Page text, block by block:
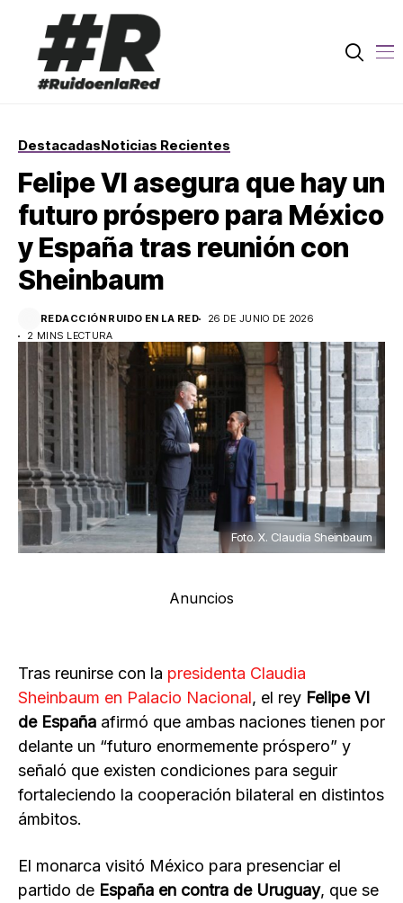
DestacadasNoticias Recientes
Felipe VI asegura que hay un
futuro próspero para México
y España tras reunión con
Sheinbaum
REDACCIÓN RUIDO EN LA RED
26 DE JUNIO DE 2026
2 MINS LECTURA
Foto. X. Claudia Sheinbaum
Anuncios
Tras reunirse con la presidenta Claudia
Sheinbaum en Palacio Nacional, el rey Felipe VI
de España afirmó que ambas naciones tienen por
delante un “futuro enormemente próspero” y
señaló que existen condiciones para seguir
fortaleciendo la cooperación bilateral en distintos
ámbitos.
El monarca visitó México para presenciar el
partido de España en contra de Uruguay, que se